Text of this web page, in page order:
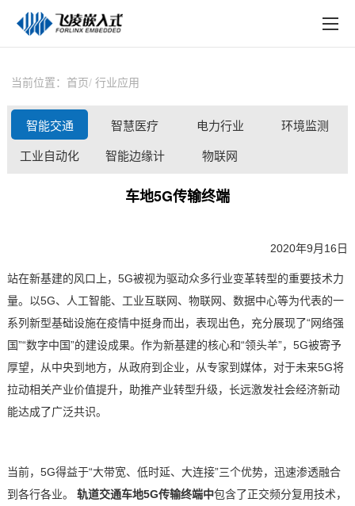
技术与支持
天猫商城
淘宝商城
新闻中心
技术论坛
在线购买
当前位置： 首页 行业应用
智能交通 智慧医疗 电力行业 环境监测
工业自动化 智能边缘计
算
物联网
车地5G传输终端
2020年9月16日
站在新基建的风口上， 5G被视为驱动众多行业变革转型的重要技术力
量。以5G、人工智能、工业互联网、 物联网、数据中心等为代表的一
系列新型基础设施在疫情中挺身而出，表现出色，充分展现了“网络强
国”“数字中国”的建设成果。作为新基建的核心和“领头羊”，5G被寄予
厚望，从中央到地方，从政府到企业，从专家到媒体，对于未来5G将
拉动相关产业价值提升，助推产业转型升级，长远激发社会经济新动
能达成了广泛共识。
当前， 5G得益于“大带宽、低时延、大连接”三个优势，迅速渗透融合
到各行各业。
轨道交通车地5G传输终端中包含了正交频分复用技术，